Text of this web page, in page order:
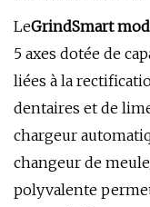
LeGrindSmart
5 axes dotée de
liées à la
dentaires et de
chargeur
changeur de
polyvalente